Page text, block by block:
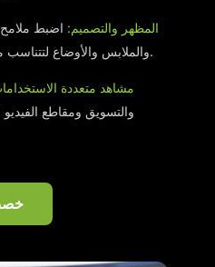
المظهر والتصميم: اضبط
والملابس والأوضاع لتتناسب مع أي شخصية أو سيناريو.
مشاهد متعددة
والتسويق ومقاطع